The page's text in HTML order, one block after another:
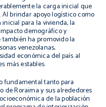
la carga inicial que
brindar apoyo logístico como
para la vivienda, la
demográfico y
ha promovido la
venezolanas,
económica del país al
más estables.
fundamental tanto para
de Roraima y sus alrededores
de la población